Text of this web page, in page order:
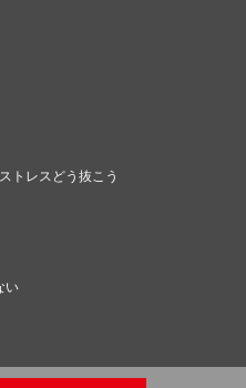
トレスどう抜こう
い